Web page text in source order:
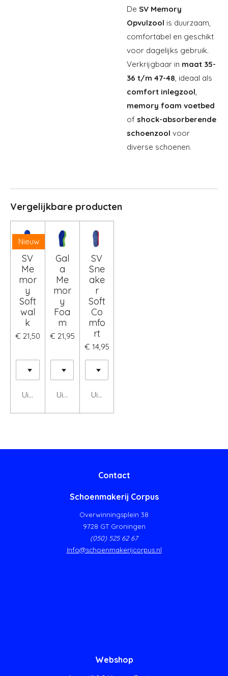
De SV Memory
Opvulzool is duurzaam,
comfortabel en geschikt
voor dagelijks gebruik.
Verkrijgbaar in maat 35-
36 t/m 47-48, ideaal als
comfort inlegzool,
memory foam voetbed
of shock-absorberende
schoenzool voor
diverse schoenen.
Vergelijkbare producten
Nieuw
SV
Me
mor
y
Soft
wal
k
€ 21,50
Uitgeschakeld
Gal
a
Me
mor
y
Foa
m
€ 21,95
Uitgeschakeld
SV
Sne
ake
r
Soft
Co
mfo
rt
€ 14,95
Uitgeschakeld
Contact
Schoenmakerij Corpus
Overwinningsplein 38
9728 GT Groningen
(050) 525 62 67
Info@schoenmakerijcorpus.nl
Webshop